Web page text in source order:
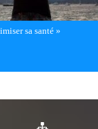
sa santé »